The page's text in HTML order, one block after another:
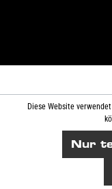
Diese Website
Nur